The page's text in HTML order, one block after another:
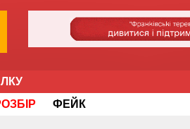
ФЕЙК